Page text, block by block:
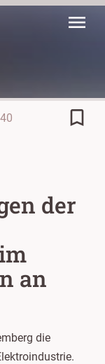
menu
bookmark_border
der
an
die